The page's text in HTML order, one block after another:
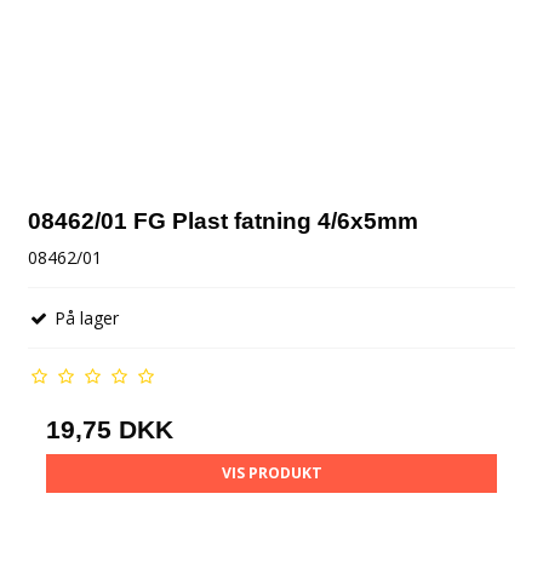
08462/01 FG Plast fatning 4/6x5mm
08462/01
På lager
19,75 DKK
VIS PRODUKT